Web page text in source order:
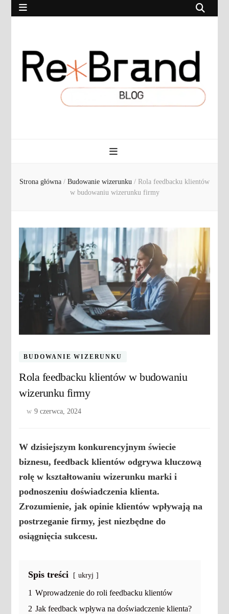
Strona główna / Budowanie wizerunku / Rola feedbacku klientów
w budowaniu wizerunku firmy
BUDOWANIE WIZERUNKU
Rola feedbacku klientów w budowaniu
wizerunku firmy
w 9 czerwca, 2024
W dzisiejszym konkurencyjnym świecie
biznesu,feedback klientów odgrywa kluczową
rolę w kształtowaniuwizerunku marki i
podnoszeniudoświadczenia klienta.
Zrozumienie, jak opinie klientów wpływają na
postrzeganie firmy, jest niezbędne do
osiągnięcia sukcesu.
Spis treści ukryj
1 Wprowadzenie do roli feedbacku klientów
2 Jak feedback wpływa na doświadczenie klienta?